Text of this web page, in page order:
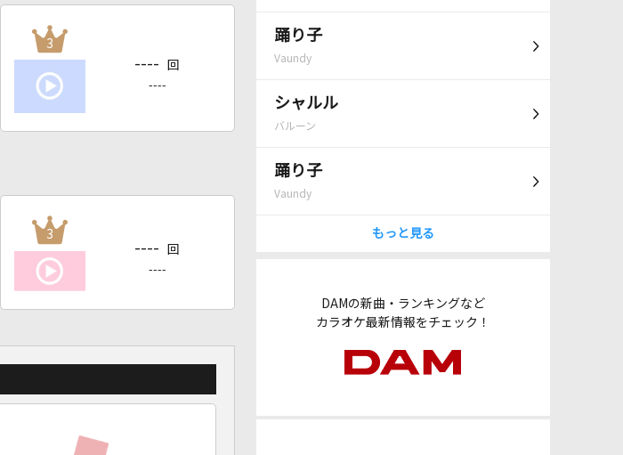
踊り子
Vaundy
シャルル
バルーン
踊り子
Vaundy
もっと見る
DAMの新曲・ランキングなど
カラオケ最新情報をチェック！
3
---- 回
----
3
---- 回
----